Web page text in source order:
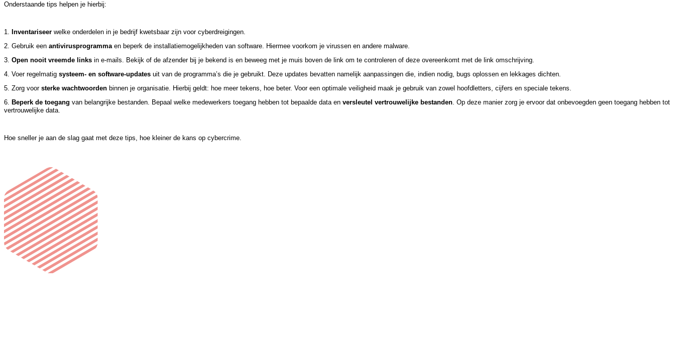
Onderstaande tips helpen je hierbij:
1. Inventariseer welke onderdelen in je bedrijf kwetsbaar zijn voor cyberdreigingen.
2. Gebruik een antivirusprogrammaen beperk de installatiemogelijkheden van software. Hiermee voorkom je virussen en andere malware.
3. Open nooit vreemde links in e-mails. Bekijk of de afzender bij je bekend is en beweeg met je muis boven de link om te controleren of deze overeenkomt met de link omschrijving.
4. Voer regelmatig systeem- en software-updates uit van de programma’s die je gebruikt. Deze updates bevatten namelijk aanpassingen die, indien nodig, bugs oplossen en lekkages dichten.
5. Zorg voor sterke wachtwoorden binnen je organisatie. Hierbij geldt: hoe meer tekens, hoe beter. Voor een optimale veiligheid maak je gebruik van zowel hoofdletters, cijfers en speciale tekens.
6. Beperk de toegang van belangrijke bestanden. Bepaal welke medewerkers toegang hebben tot bepaalde data en versleutel vertrouwelijke bestanden. Op deze manier zorg je ervoor dat onbevoegden geen toegang hebben tot
vertrouwelijke data.
Hoe sneller je aan de slag gaat met deze tips, hoe kleiner de kans op cybercrime.